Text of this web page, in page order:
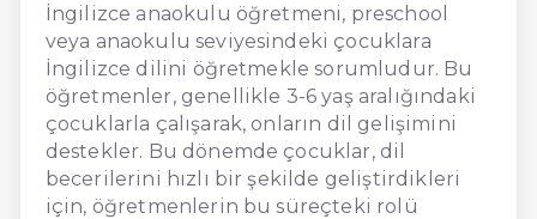
İngilizce anaokulu öğretmeni, preschool
veya anaokulu seviyesindeki çocuklara
İngilizce dilini öğretmekle sorumludur. Bu
öğretmenler, genellikle 3-6 yaş aralığındaki
çocuklarla çalışarak, onların dil gelişimini
destekler. Bu dönemde çocuklar, dil
becerilerini hızlı bir şekilde geliştirdikleri
için, öğretmenlerin bu süreçteki rolü